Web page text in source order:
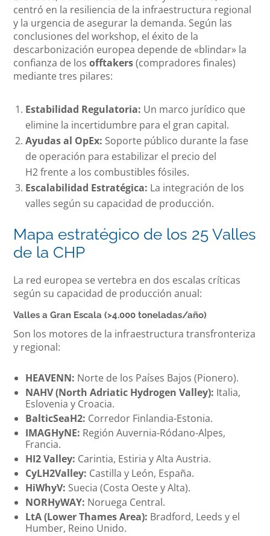
centró en la resiliencia de la infraestructura regional
y la urgencia de asegurar la demanda. Según las
conclusiones del workshop, el éxito de la
descarbonización europea depende de «blindar» la
confianza de losofftakers(compradores finales)
mediante tres pilares:
Estabilidad Regulatoria: Un marco jurídico que
elimine la incertidumbre para el gran capital.
Ayudas al OpEx: Soporte público durante la fase
de operación para estabilizar el precio del
H2frente a los combustibles fósiles.
Escalabilidad Estratégica: La integración de los
valles según su capacidad de producción.
Mapa estratégico de los 25 Valles
de la CHP
La red europea se vertebra en dos escalas críticas
según su capacidad de producción anual:
Valles a Gran Escala (>4.000 toneladas/año)
Son los motores de la infraestructura transfronteriza
y regional:
HEAVENN: Norte de los Países Bajos (Pionero).
NAHV (North Adriatic Hydrogen Valley): Italia,
Eslovenia y Croacia.
BalticSeaH2: Corredor Finlandia-Estonia.
IMAGHyNE: Región Auvernia-Ródano-Alpes,
Francia.
HI2 Valley: Carintia, Estiria y Alta Austria.
CyLH2Valley: Castilla y León, España.
HiWhyV: Suecia (Costa Oeste y Alta).
NORHyWAY: Noruega Central.
LtA (Lower Thames Area): Bradford, Leeds y el
Humber, Reino Unido.